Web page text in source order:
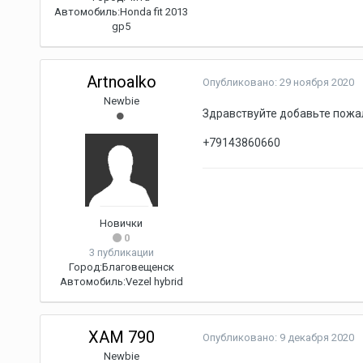
Автомобиль:Honda fit 2013
gp5
Artnoalko
Newbie
Новички
0
3 публикации
Город:Благовещенск
Автомобиль:Vezel hybrid
Опубликовано: 29 ноября 2020
Здравствуйте добавьте
+79143860660
ХАМ 790
Newbie
Опубликовано: 9 декабря 2020